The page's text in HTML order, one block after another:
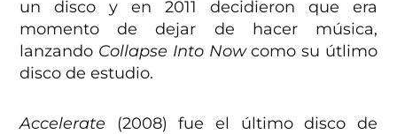
un disco y en 2011 decidieron que era
momento de dejar de hacer música,
lanzando Collapse Into Nowcomo su útlimo
disco de estudio.
Accelerate (2008) fue el último disco de